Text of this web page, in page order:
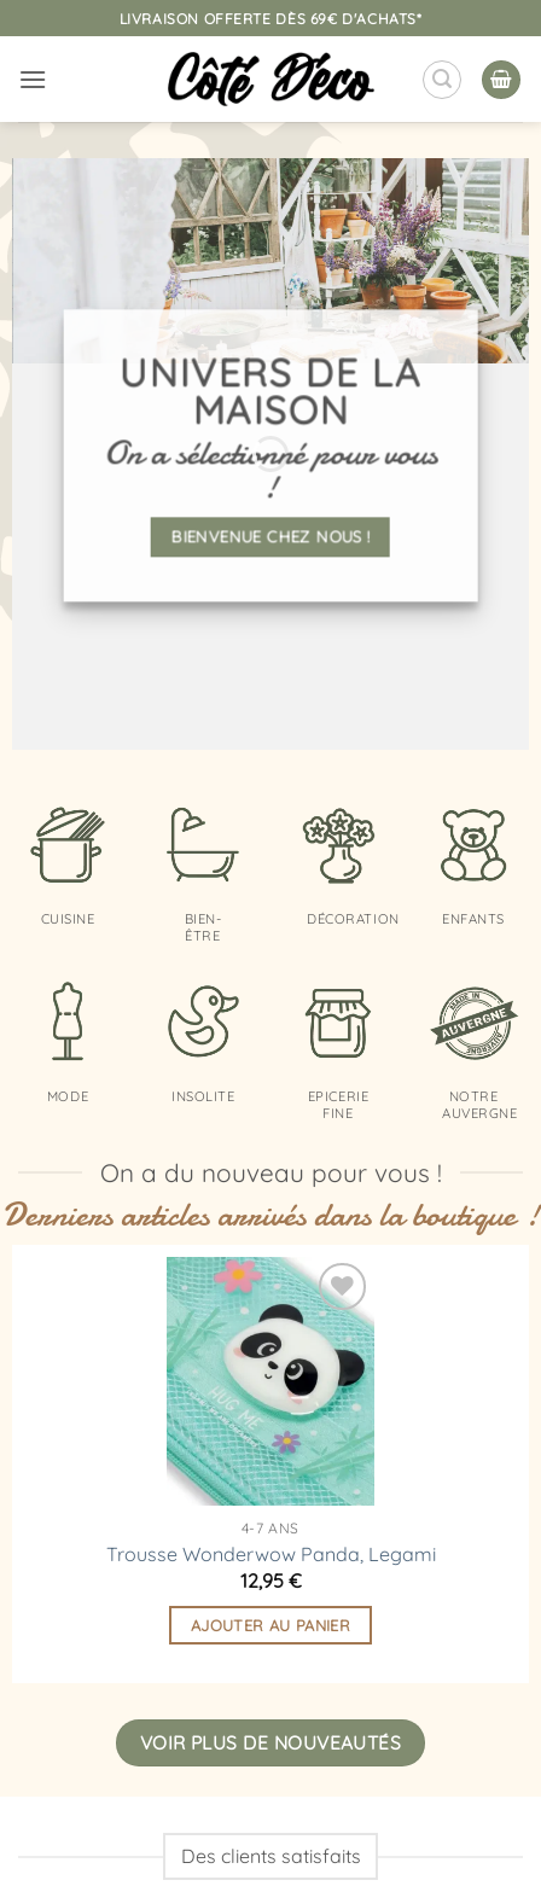
au
contenu
LIVRAISON OFFERTE DÈS 69€ D'ACHATS*
UNIVERS DE LA
MAISON
On a sélectionné pour vous
!
BIENVENUE CHEZ NOUS !
CUISINE
BIEN-
ÊTRE
DÉCORATION ENFANTS
MODE INSOLITE
EPICERIE
FINE
NOTRE
AUVERGNE
On a du nouveau pour vous !
Derniers articles arrivés dans la boutique !
Ajouter
à la
liste
d’envies
4-7 ANS
Trousse Wonderwow Panda, Legami
12,95 €
AJOUTER AU PANIER
VOIR PLUS DE NOUVEAUTÉS
Des clients satisfaits